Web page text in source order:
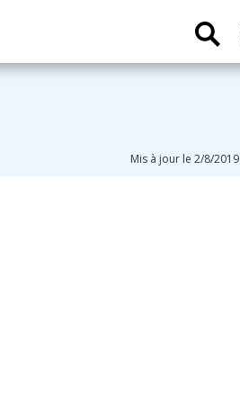
Mis à jour le 2/8/2019